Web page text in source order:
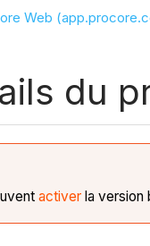
Web
du
activer la version